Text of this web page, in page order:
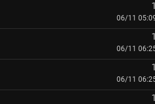
06/11
06/11
06/11